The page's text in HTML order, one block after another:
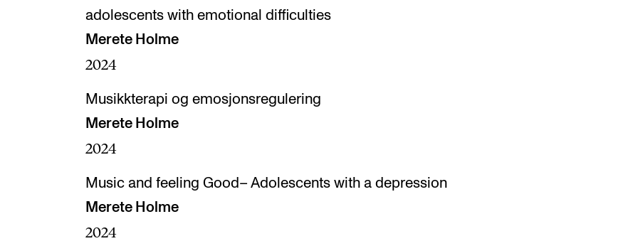
adolescents with emotional difficulties
Merete Holme
2024
Musikkterapi og emosjonsregulering
Merete Holme
2024
Music and feeling Good– Adolescents with a depression
Merete Holme
2024